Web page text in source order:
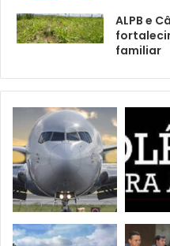
ALPB e
familiar